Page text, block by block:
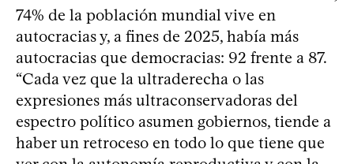
74% de la población mundial vive en
autocracias y, a fines de 2025, había más
autocracias que democracias: 92 frente a 87.
“Cada vez que la ultraderecha o las
expresiones más ultraconservadoras del
espectro político asumen gobiernos, tiende a
haber un retroceso en todo lo que tiene que